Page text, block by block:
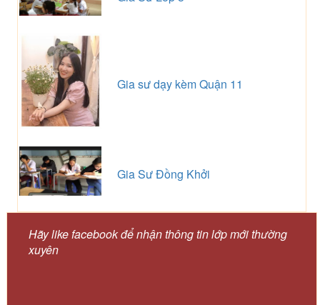
Gia sư dạy kèm Quận 11
Gia Sư Đồng Khởi
Hãy like facebook để nhận thông tin lớp mới thường
xuyên